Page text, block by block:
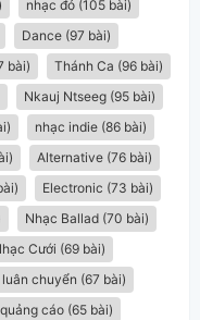
nhạc đỏ (105 bài)
Dance (97 bài)
bài)
Thánh Ca (96 bài)
Nkauj Ntseeg (95 bài)
nhạc indie (86 bài)
Alternative (76 bài)
Electronic (73 bài)
Nhạc Ballad (70 bài)
Cưới (69 bài)
chuyển (67 bài)
cáo (65 bài)